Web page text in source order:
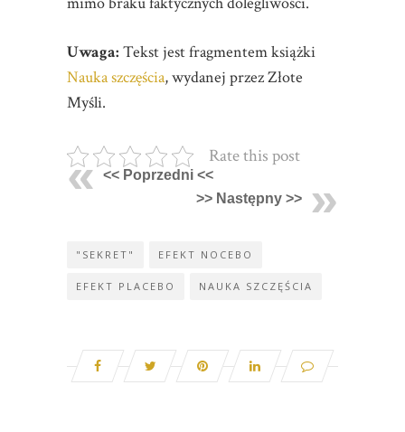
Uwaga: Tekst jest fragmentem książki
Nauka szczęścia, wydanej przez Złote
Myśli.
Rate this post
<< Poprzedni <<
>> Następny >>
"SEKRET" EFEKT NOCEBO
EFEKT PLACEBO NAUKA SZCZĘŚCIA